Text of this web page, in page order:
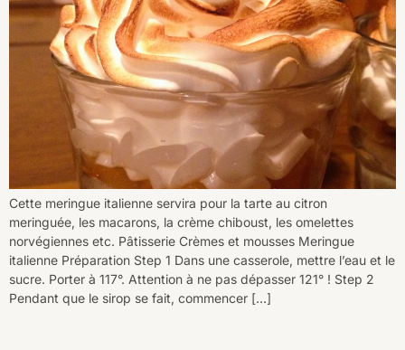
Cette meringue italienne servira pour la tarte au citron
meringuée, les macarons, la crème chiboust, les omelettes
norvégiennes etc. Pâtisserie Crèmes et mousses Meringue
italienne Préparation Step 1 Dans une casserole, mettre l’eau et le
sucre. Porter à 117°. Attention à ne pas dépasser 121° ! Step 2
Pendant que le sirop se fait, commencer […]